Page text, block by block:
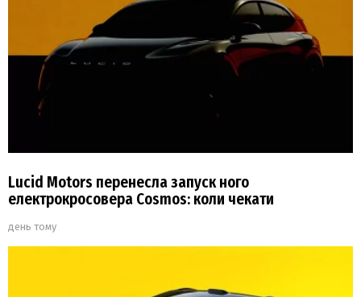
Lucid Motors перенесла запуск ного
електрокросовера Cosmos: коли чекати
день тому